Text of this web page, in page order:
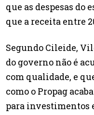
que as despesas do
que a receita entre
Segundo Cileide,
do governo não é
com qualidade, e
como o Propag
para investimentos